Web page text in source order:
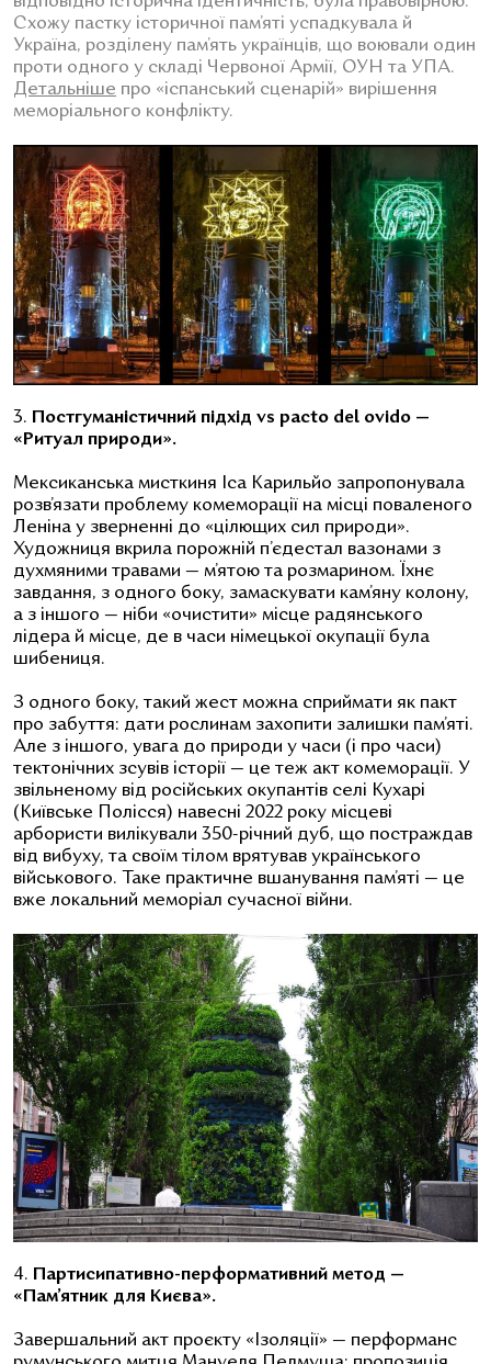
Схожу пастку історичної пам’яті успадкувала й
Україна, розділену пам’ять українців, що воювали один
проти одного у складі Червоної Армії, ОУН та УПА.
Детальніше про «іспанський сценарій» вирішення
меморіального конфлікту.
3. Постгуманістичний підхід vs pacto del ovido —
«Ритуал природи».
Мексиканська мисткиня Іса Карильйо запропонувала
розв’язати проблему комеморації на місці поваленого
Леніна у зверненні до «цілющих сил природи».
Художниця вкрила порожній п’єдестал вазонами з
духмяними травами — м’ятою та розмарином. Їхнє
завдання, з одного боку, замаскувати кам’яну колону,
а з іншого — ніби «очистити» місце радянського
лідера й місце, де в часи німецької окупації була
шибениця.
З одного боку, такий жест можна сприймати як пакт
про забуття: дати рослинам захопити залишки пам’яті.
Але з іншого, увага до природи у часи (і про часи)
тектонічних зсувів історії — це теж акт комеморації. У
звільненому від російських окупантів селі Кухарі
(Київське Полісся) навесні 2022 року місцеві
арбористи вилікували 350-річний дуб, що постраждав
від вибуху, та своїм тілом врятував українського
військового. Таке практичне вшанування пам’яті — це
вже локальний меморіал сучасної війни.
4. Партисипативно-перформативний метод —
«Пам’ятник для Києва».
Завершальний акт проєкту «Ізоляції» — перформанс